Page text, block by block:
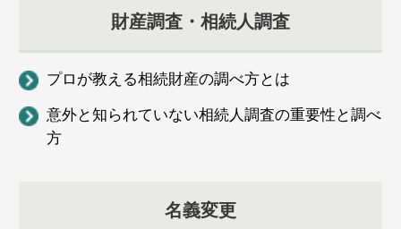
財産調査・相続人調査
プロが教える相続財産の調べ方とは
意外と知られていない相続人調査の重要性と調べ
方
名義変更